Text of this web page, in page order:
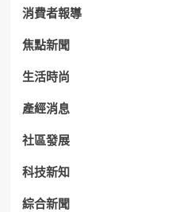
消費者報導
焦點新聞
生活時尚
產經消息
社區發展
科技新知
綜合新聞